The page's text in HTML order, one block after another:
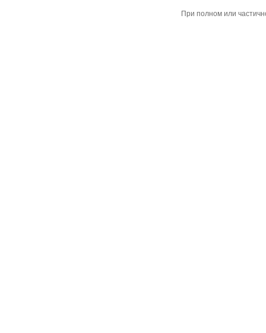
При полном или